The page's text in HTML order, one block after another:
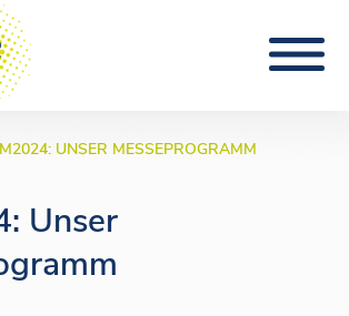
UNSER MESSEPROGRAMM
Unser